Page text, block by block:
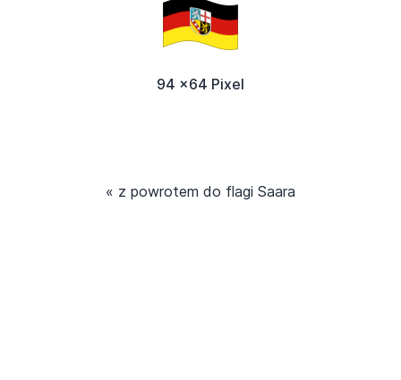
94 x64 Pixel
« z powrotem do flagi Saara